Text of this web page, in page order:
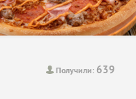
Получили: 639